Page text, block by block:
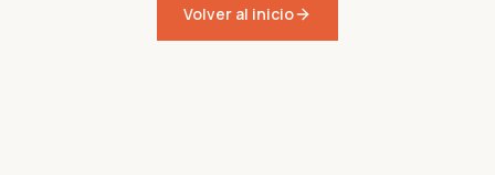
Volver al inicio